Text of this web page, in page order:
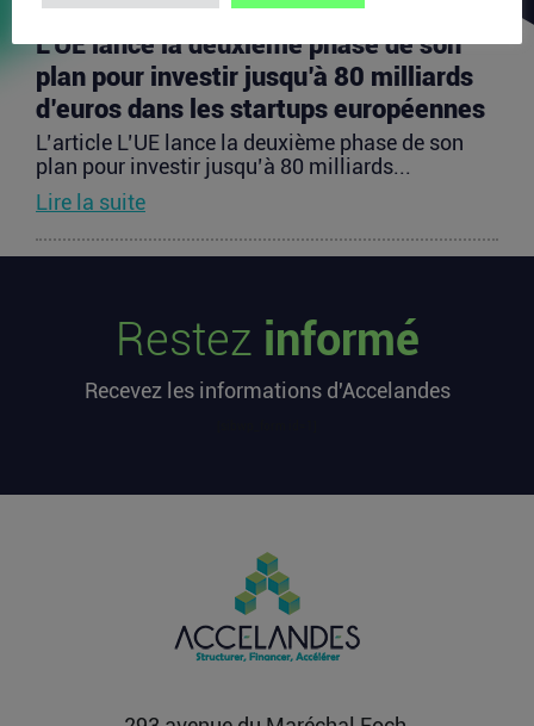
L’UE lance la deuxième phase de son
plan pour investir jusqu’à 80 milliards
d’euros dans les startups européennes
L’article L’UE lance la deuxième phase de son
plan pour investir jusqu’à 80 milliards...
Lire la suite
millions d’euros cette semaine
L’article Les startups françaises ont levé 113
premier sur...
chez OpenAI pour se soigner
L’article Après une pause de 3 mois, la Française
Fidji Simo quitte son poste chez OpenAI pour se
Restez informé
Recevez les informations d'Accelandes